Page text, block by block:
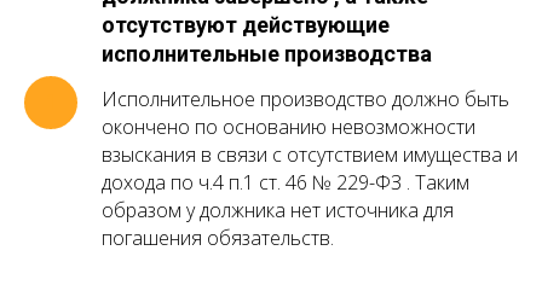
отсутствуют действующие
исполнительные производства
Исполнительное производство должно быть
окончено по основанию невозможности
взыскания в связи с отсутствием имущества и
дохода по ч.4 п.1 ст. 46 № 229-ФЗ . Таким
образом у должника нет источника для
погашения обязательств.